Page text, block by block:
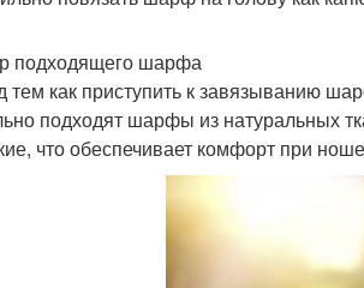
подходящего шарфа
тем как приступить к завязыванию
подходят шарфы из натуральных
что обеспечивает комфорт при